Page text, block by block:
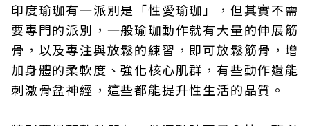
印度瑜珈有一派別是「性愛瑜珈」，但其實不需
要專門的派別，一般瑜珈動作就有大量的伸展筋
骨，以及專注與放鬆的練習，即可放鬆筋骨，增
加身體的柔軟度、強化核心肌群，有些動作還能
刺激骨盆神經，這些都能提升性生活的品質。